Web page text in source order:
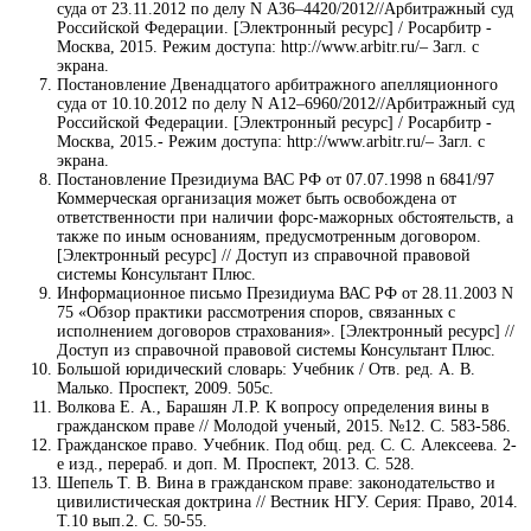
суда от 23.11.2012 по делу N А36–4420/2012//Арбитражный суд
Российской Федерации. [Электронный ресурс] / Росарбитр -
Москва, 2015. Режим доступа: http://www.arbitr.ru/– Загл. с
экрана.
Постановление Двенадцатого арбитражного апелляционного
суда от 10.10.2012 по делу N А12–6960/2012//Арбитражный суд
Российской Федерации. [Электронный ресурс] / Росарбитр -
Москва, 2015.- Режим доступа: http://www.arbitr.ru/– Загл. с
экрана.
Постановление Президиума ВАС РФ от 07.07.1998 n 6841/97
Коммерческая организация может быть освобождена от
ответственности при наличии форс-мажорных обстоятельств, а
также по иным основаниям, предусмотренным договором.
[Электронный ресурс] // Доступ из справочной правовой
системы Консультант Плюс.
Информационное письмо Президиума ВАС РФ от 28.11.2003 N
75 «Обзор практики рассмотрения споров, связанных с
исполнением договоров страхования». [Электронный ресурс] //
Доступ из справочной правовой системы Консультант Плюс.
Большой юридический словарь: Учебник / Отв. ред. А. В.
Малько. Проспект, 2009. 505с.
Волкова Е. А., Барашян Л.Р. К вопросу определения вины в
гражданском праве // Молодой ученый, 2015. №12. С. 583-586.
Гражданское право. Учебник. Под общ. ред. С. С. Алексеева. 2-
е изд., перераб. и доп. М. Проспект, 2013. С. 528.
Шепель Т. В. Вина в гражданском праве: законодательство и
цивилистическая доктрина // Вестник НГУ. Серия: Право, 2014.
Т.10 вып.2. С. 50-55.